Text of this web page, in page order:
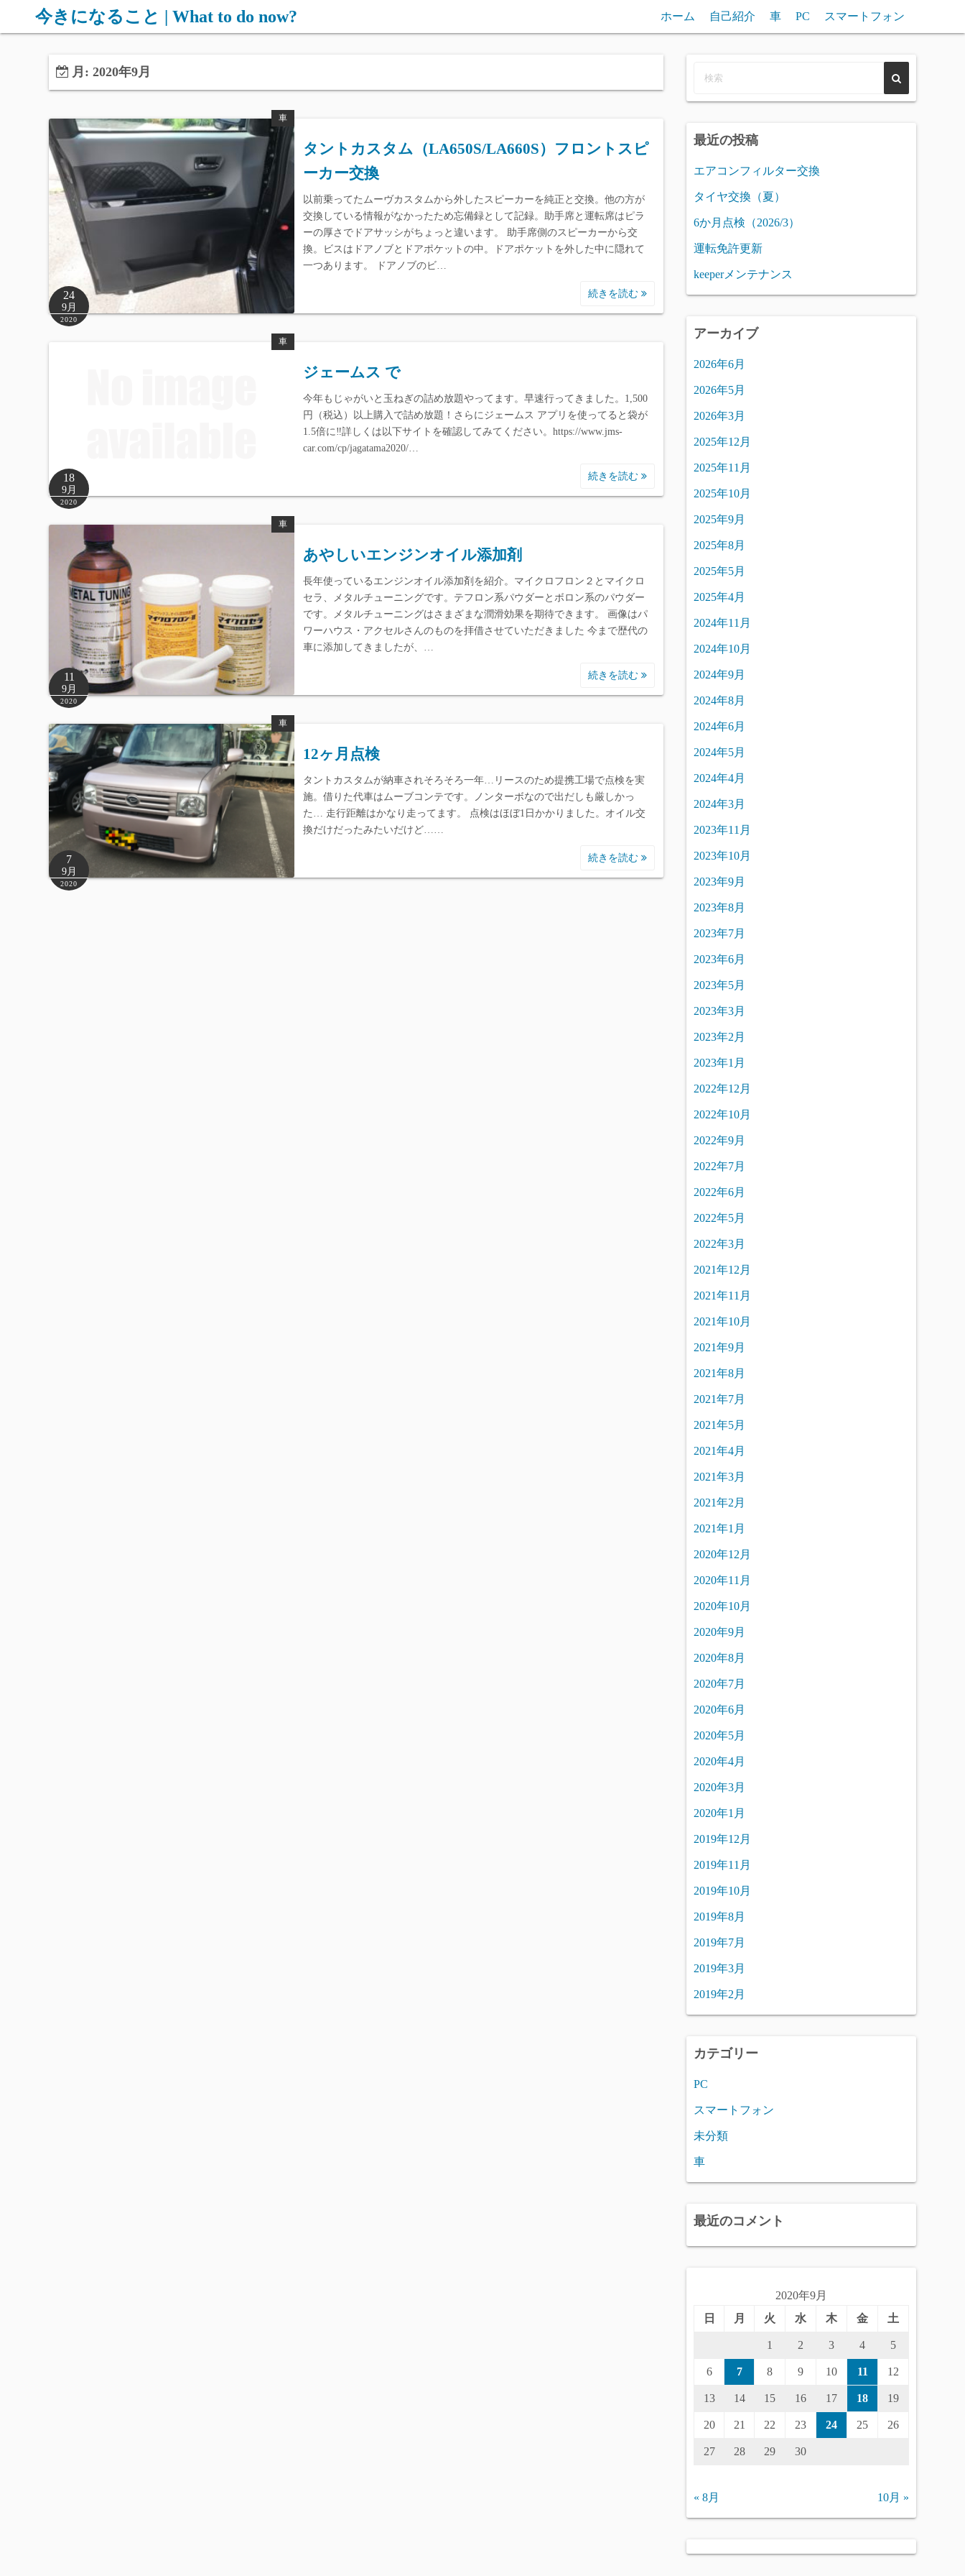
今きになること | What to do now? ホーム 自己紹介 車 PC スマートフォン
月: 2020年9月
車
24
9月
2020
タントカスタム（LA650S/LA660S）フロントスピ
ーカー交換
以前乗ってたムーヴカスタムから外したスピーカーを純正と交換。他の方が
交換している情報がなかったため忘備録として記録。助手席と運転席はピラ
ーの厚さでドアサッシがちょっと違います。 助手席側のスピーカーから交
換。ビスはドアノブとドアポケットの中。ドアポケットを外した中に隠れて
一つあります。 ドアノブのビ…
続きを読む
車
18
9月
2020
ジェームス で
今年もじゃがいと玉ねぎの詰め放題やってます。早速行ってきました。1,500
円（税込）以上購入で詰め放題！さらにジェームス アプリを使ってると袋が
1.5倍に‼︎詳しくは以下サイトを確認してみてください。https://www.jms-
car.com/cp/jagatama2020/…
続きを読む
車
11
9月
2020
あやしいエンジンオイル添加剤
長年使っているエンジンオイル添加剤を紹介。マイクロフロン２とマイクロ
セラ、メタルチューニングです。テフロン系パウダーとボロン系のパウダー
です。メタルチューニングはさまざまな潤滑効果を期待できます。 画像はパ
ワーハウス・アクセルさんのものを拝借させていただきました 今まで歴代の
車に添加してきましたが、…
続きを読む
車
7
9月
2020
12ヶ月点検
タントカスタムが納車されそろそろ一年…リースのため提携工場で点検を実
施。借りた代車はムーブコンテです。ノンターボなので出だしも厳しかっ
た… 走行距離はかなり走ってます。 点検はほぼ1日かかりました。オイル交
換だけだったみたいだけど……
続きを読む
最近の投稿
エアコンフィルター交換
タイヤ交換（夏）
6か月点検（2026/3）
運転免許更新
keeperメンテナンス
アーカイブ
2026年6月
2026年5月
2026年3月
2025年12月
2025年11月
2025年10月
2025年9月
2025年8月
2025年5月
2025年4月
2024年11月
2024年10月
2024年9月
2024年8月
2024年6月
2024年5月
2024年4月
2024年3月
2023年11月
2023年10月
2023年9月
2023年8月
2023年7月
2023年6月
2023年5月
2023年3月
2023年2月
2023年1月
2022年12月
2022年10月
2022年9月
2022年7月
2022年6月
2022年5月
2022年3月
2021年12月
2021年11月
2021年10月
2021年9月
2021年8月
2021年7月
2021年5月
2021年4月
2021年3月
2021年2月
2021年1月
2020年12月
2020年11月
2020年10月
2020年9月
2020年8月
2020年7月
2020年6月
2020年5月
2020年4月
2020年3月
2020年1月
2019年12月
2019年11月
2019年10月
2019年8月
2019年7月
2019年3月
2019年2月
カテゴリー
PC
スマートフォン
未分類
車
最近のコメント
2020年9月
日
月 火 水 木 金 土
1 2 3 4 5
6 7 8 9 10 11 12
13 14 15 16 17 18 19
20 21 22 23 24 25 26
27 28 29 30
« 8月 10月 »